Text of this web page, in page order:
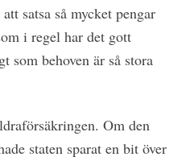
satsa så mycket pengar
i regel har det gott
som behoven är så stora
Om den
staten sparat en bit över